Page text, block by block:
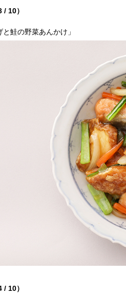
/ 10）
と鮭の野菜あんかけ」
/ 10）